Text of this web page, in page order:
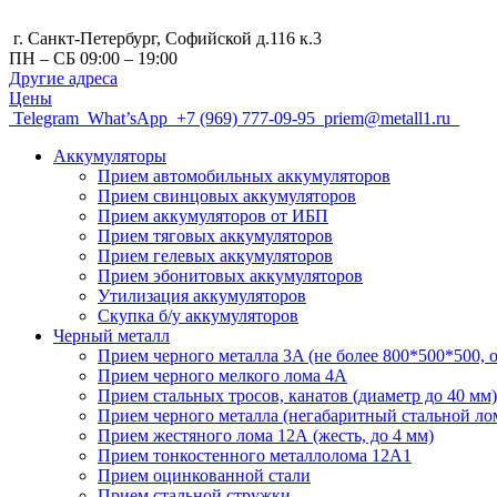
г. Санкт-Петербург, Cофийской д.116 к.3
ПН – СБ 09:00 – 19:00
Другие адреса
Цены
Telegram What’sApp +7 (969) 777-09-95 priem@metall1.ru
Аккумуляторы
Прием автомобильных аккумуляторов
Прием свинцовых аккумуляторов
Прием аккумуляторов от ИБП
Прием тяговых аккумуляторов
Прием гелевых аккумуляторов
Прием эбонитовых аккумуляторов
Утилизация аккумуляторов
Скупка б/у аккумуляторов
Черный металл
Прием черного металла 3A (не более 800*500*500,
Прием черного мелкого лома 4А
Прием стальных тросов, канатов (диаметр до 40 мм)
Прием черного металла (негабаритный стальной
Прием жестяного лома 12А (жесть, до 4 мм)
Прием тонкостенного металлолома 12А1
Прием оцинкованной стали